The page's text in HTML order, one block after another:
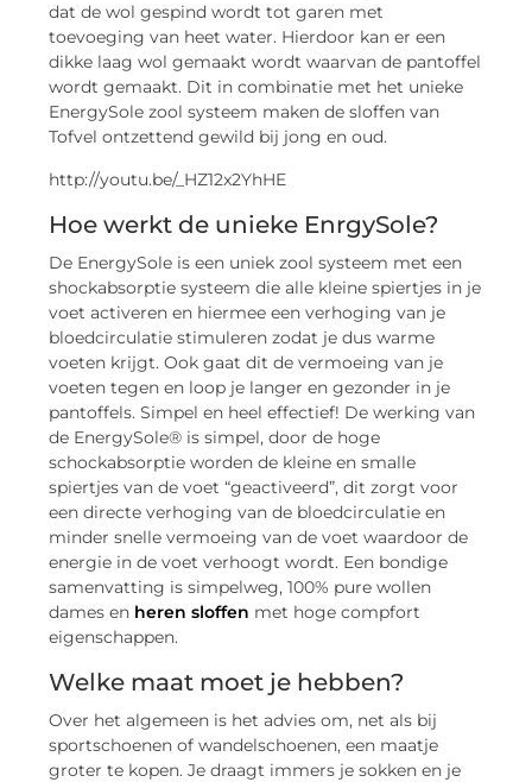
dat de wol gespind wordt tot garen met
toevoeging van heet water. Hierdoor kan er een
dikke laag wol gemaakt wordt waarvan de pantoffel
wordt gemaakt. Dit in combinatie met het unieke
EnergySole zool systeem maken de sloffen van
Tofvel ontzettend gewild bij jong en oud.
http://youtu.be/_HZ12x2YhHE
Hoe werkt de unieke EnrgySole?
De EnergySole is een uniek zool systeem met een
shockabsorptie systeem die alle kleine spiertjes in je
voet activeren en hiermee een verhoging van je
bloedcirculatie stimuleren zodat je dus warme
voeten krijgt. Ook gaat dit de vermoeing van je
voeten tegen en loop je langer en gezonder in je
pantoffels. Simpel en heel effectief! De werking van
de EnergySole® is simpel, door de hoge
schockabsorptie worden de kleine en smalle
spiertjes van de voet “geactiveerd”, dit zorgt voor
een directe verhoging van de bloedcirculatie en
minder snelle vermoeing van de voet waardoor de
energie in de voet verhoogt wordt. Een bondige
samenvatting is simpelweg, 100% pure wollen
dames en heren sloffen met hoge compfort
eigenschappen.
Welke maat moet je hebben?
Over het algemeen is het advies om, net als bij
sportschoenen of wandelschoenen, een maatje
groter te kopen. Je draagt immers je sokken en je